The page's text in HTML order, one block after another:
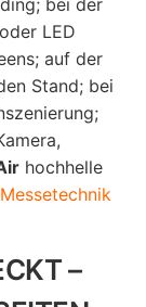
bei der
LED
auf der
Stand; bei
hochhelle
Messetechnik
–